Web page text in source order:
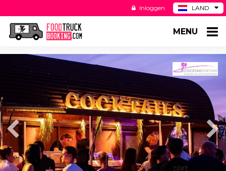
LAND
DE
US
Inloggen
MENU